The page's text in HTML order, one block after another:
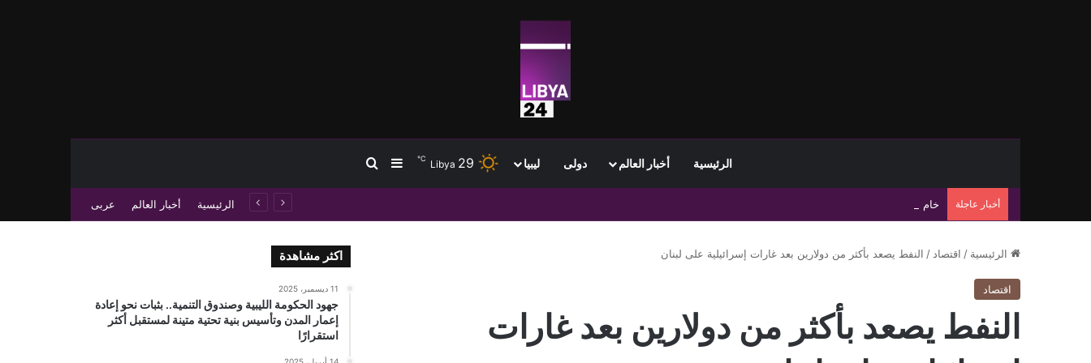
الرئيسية أخبار العالم دولى ليبيا Libya 29
℃ إضافة عمود جانبي
بحث عن
أخبار عاجلة خام برنت يرتفع إلى 83.55 دولارًا رغم خسارة أسبوعية تتجاوز 8% الرئيسية أخبار العالم عربى
الرئيسية / اقتصاد / النفط يصعد بأكثر من دولارين بعد غارات إسرائيلية على لبنان
اقتصاد
النفط يصعد بأكثر من دولارين بعد غارات
اكثر مشاهدة
11 ديسمبر، 2025
جهود الحكومة الليبية وصندوق التنمية.. بثبات نحو إعادة
إعمار المدن وتأسيس بنية تحتية متينة لمستقبل أكثر
استقرارًا